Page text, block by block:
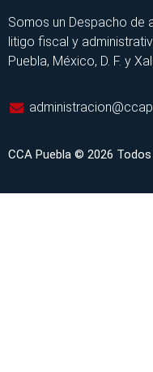
Somos un Despacho de
litigo fiscal y
Puebla, México, D. F. y
CCA Puebla © 2026